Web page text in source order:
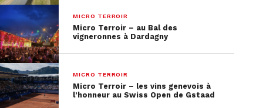
MICRO TERROIR
Micro Terroir – au Bal des
vigneronnes à Dardagny
MICRO TERROIR
Micro Terroir – les vins genevois à
l’honneur au Swiss Open de Gstaad